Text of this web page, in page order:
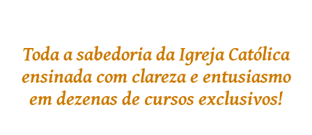
Toda a sabedoria da Igreja Católica
ensinada com clareza e entusiasmo
em dezenas de cursos exclusivos!